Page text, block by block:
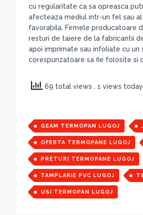
cu regularitate ca sa opreasca
afecteaza mediul intr-un fel sau
favorabila. Firmele producatoare
resturi de taiere de la fabricantii
apoi imprimate sau infoliate cu
corespunzatoare sa fie folosite si
69 total views , 1 views today
GEAM TERMOPAN LUGOJ
OFERTA TERMOPANE LUGOJ
PRETURI TERMOPANE LUGOJ
TAMPLARIE PVC LUGOJ
USI TERMOPAN LUGOJ